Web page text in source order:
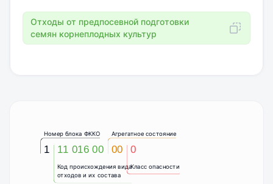
Отходы от предпосевной подготовки
семян корнеплодных культур
1
Номер блока ФККО
Код происхождения вида
отходов и их состава
11 016 00
Агрегатное состояние
00
Класс опасности
0